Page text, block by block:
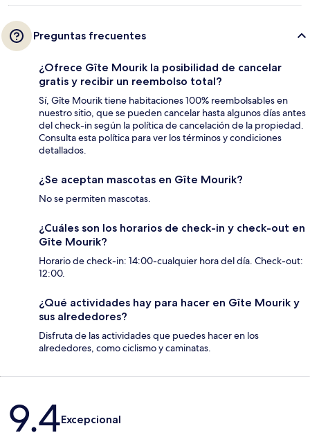
Preguntas frecuentes
¿Ofrece Gîte Mourik la posibilidad de cancelar
gratis y recibir un reembolso total?
Sí, Gîte Mourik tiene habitaciones 100% reembolsables en
nuestro sitio, que se pueden cancelar hasta algunos días antes
del check-in según la política de cancelación de la propiedad.
Consulta esta política para ver los términos y condiciones
detallados.
¿Se aceptan mascotas en Gîte Mourik?
No se permiten mascotas.
¿Cuáles son los horarios de check-in y check-out en
Gîte Mourik?
Horario de check-in: 14:00-cualquier hora del día. Check-out:
12:00.
¿Qué actividades hay para hacer en Gîte Mourik y
sus alrededores?
Disfruta de las actividades que puedes hacer en los
alrededores, como ciclismo y caminatas.
Opiniones
9.4Excepcional